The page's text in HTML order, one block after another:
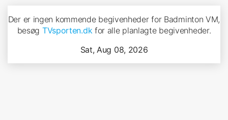
Der er ingen kommende begivenheder for Badminton VM,
besøg TVsporten.dkfor alle planlagte begivenheder.
Sat, Aug 08, 2026